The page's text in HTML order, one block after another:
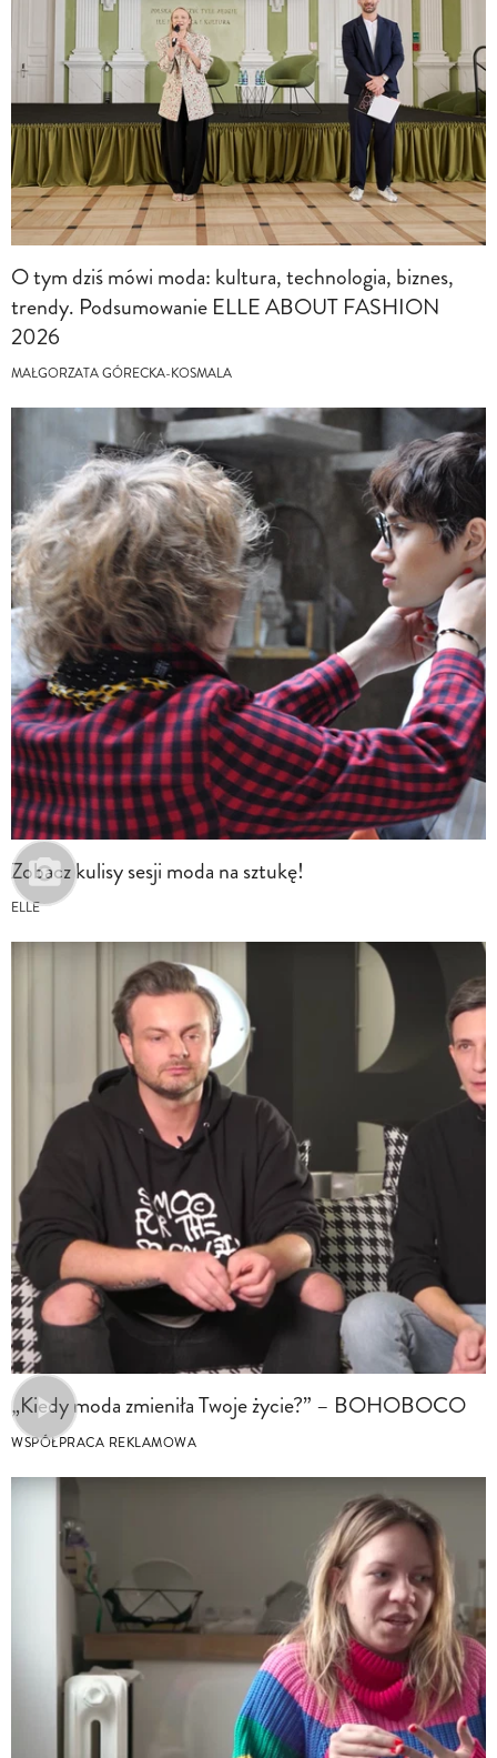
O tym dziś mówi moda: kultura, technologia, biznes,
trendy. Podsumowanie ELLE ABOUT FASHION
2026
MAŁGORZATA GÓRECKA-KOSMALA
Zobacz kulisy sesji moda na sztukę!
ELLE
„Kiedy moda zmieniła Twoje życie?” – BOHOBOCO
WSPÓŁPRACA REKLAMOWA